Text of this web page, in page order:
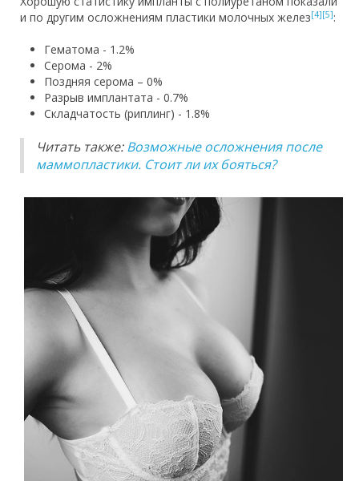
и по другим осложнениям пластики молочных желез[4][5]:
Гематома - 1.2%
Серома - 2%
Поздняя серома – 0%
Разрыв имплантата - 0.7%
Складчатость (риплинг) - 1.8%
Читать также:Возможные осложнения после
маммопластики. Стоит ли их бояться?